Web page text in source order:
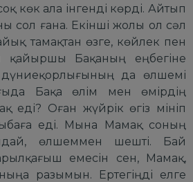
көк ала інгенді көрді. Айтып
сол ғана. Екінші жолы ол сәл
тамақтан өзге, көйлек пен
қайыршы Бақаның еңбегіне
да өлшемі
Бақа өлім мен өмірдің
еді? Оған жүйрік өгіз мініп
еді. Мына Мамақ соның
өлшеммен шешті. Бай
емесін сен, Мамақ,
разымын. Ертегіңді елге